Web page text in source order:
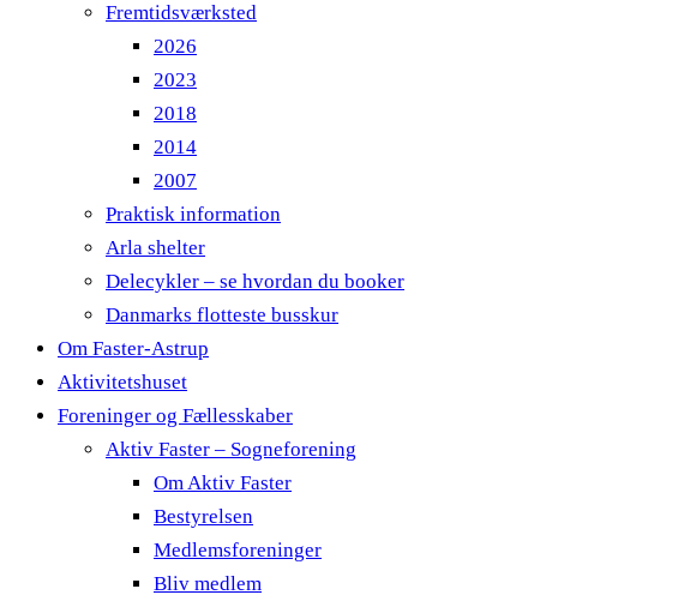
Fremtidsværksted
2026
2023
2018
2014
2007
Praktisk information
Arla shelter
Delecykler – se hvordan du booker
Danmarks flotteste busskur
Om Faster-Astrup
Aktivitetshuset
Foreninger og Fællesskaber
Aktiv Faster – Sogneforening
Om Aktiv Faster
Bestyrelsen
Medlemsforeninger
Bliv medlem